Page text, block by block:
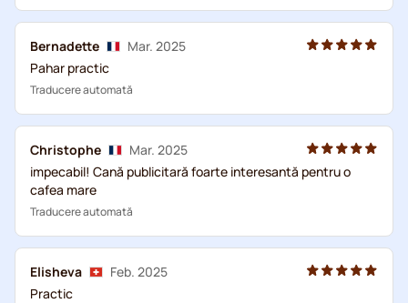
Bernadette
Mar. 2025
Pahar practic
Traducere automată
Christophe
Mar. 2025
impecabil! Cană publicitară foarte interesantă pentru o
cafea mare
Traducere automată
Elisheva
Feb. 2025
Practic